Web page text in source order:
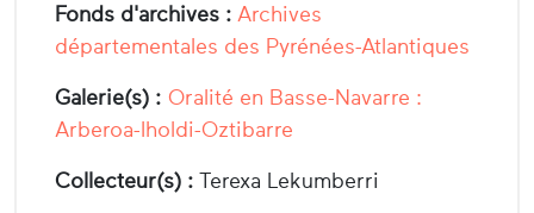
Fonds d'archives : Archives
départementales des Pyrénées-Atlantiques
Galerie(s) : Oralité en Basse-Navarre :
Arberoa-Iholdi-Oztibarre
Collecteur(s) : Terexa Lekumberri